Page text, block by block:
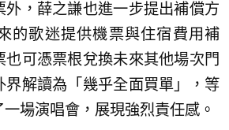
外，薛之謙也進一步提出補償方
的歌迷提供機票與住宿費用補
也可憑票根兌換未來其他場次門
界解讀為「幾乎全面買單」，等
場演唱會，展現強烈責任感。